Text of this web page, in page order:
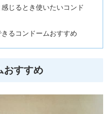
じるとき使いたいコンド
るコンドームおすすめ
おすすめ